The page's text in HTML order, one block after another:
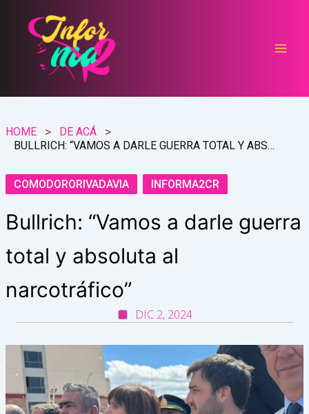
contenido
HOME
DE ACÁ
BULLRICH: “VAMOS A DARLE GUERRA TOTAL Y ABSOLUTA AL NARCOTRÁFICO”
COMODORORIVADAVIA INFORMA2CR
Bullrich: “Vamos a darle guerra
total y absoluta al
narcotráfico”
DIC 2, 2024